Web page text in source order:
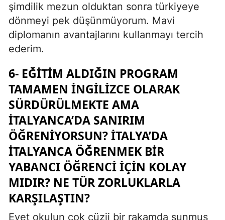
şimdilik mezun olduktan sonra türkiyeye
dönmeyi pek düşünmüyorum. Mavi
diplomanın avantajlarını kullanmayı tercih
ederim.
6- EĞITIM ALDIĞIN PROGRAM
TAMAMEN İNGILIZCE OLARAK
SÜRDÜRÜLMEKTE AMA
İTALYANCA’DA SANIRIM
ÖĞRENIYORSUN? İTALYA’DA
İTALYANCA ÖĞRENMEK BIR
YABANCI ÖĞRENCI IÇIN KOLAY
MIDIR? NE TÜR ZORLUKLARLA
KARŞILAŞTIN?
Evet okulun çok cüzii bir rakamda sunmuş